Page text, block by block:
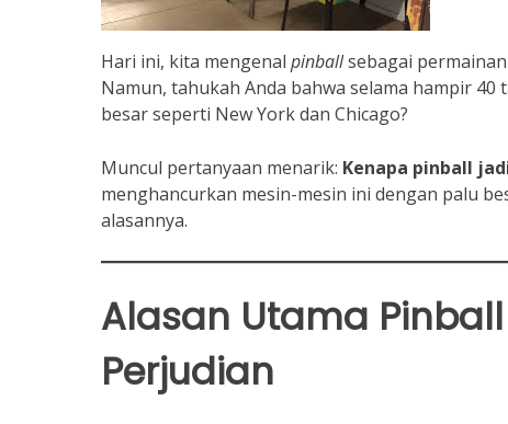
Hari ini, kita mengenal pinballsebagai
Namun, tahukah Anda bahwa selama hampir 40
besar seperti New York dan Chicago?
Muncul pertanyaan menarik: Kenapa pinball
menghancurkan mesin-mesin ini dengan palu
alasannya.
Alasan Utama
Perjudian